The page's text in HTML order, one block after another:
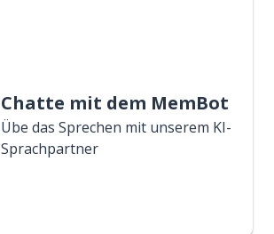
Chatte mit dem MemBot
Übe das Sprechen mit unserem KI-
Sprachpartner